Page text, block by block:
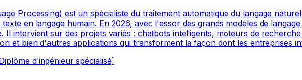
Processing) est un spécialiste du traitement automatique du langage
en langage humain. En 2026, avec l'essor des grands modèles de
intervient sur des projets variés : chatbots intelligents, moteurs de
et bien d'autres applications qui transforment la façon dont les entreprises
d'ingénieur spécialisé)